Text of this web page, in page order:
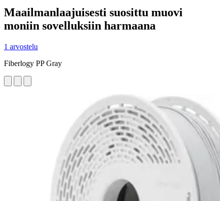
Maailmanlaajuisesti suosittu muovi
moniin sovelluksiin harmaana
1 arvostelu
Fiberlogy PP Gray